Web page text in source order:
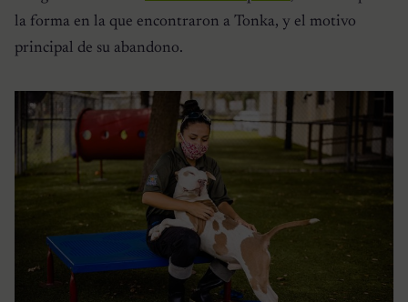
la forma en la que encontraron a Tonka, y el motivo
principal de su abandono.